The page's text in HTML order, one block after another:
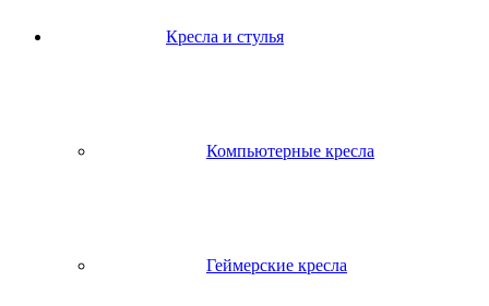
Кресла и стулья
Компьютерные кресла
Геймерские кресла